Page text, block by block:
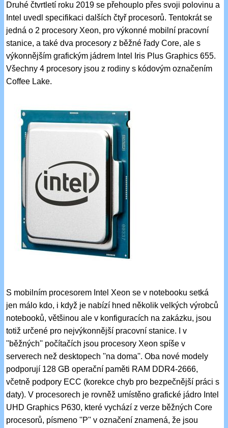
Druhé čtvrtletí roku 2019 se přehouplo přes svoji polovinu a
Intel uvedl specifikaci dalších čtyř procesorů. Tentokrát se
jedná o 2 procesory Xeon, pro výkonné mobilní pracovní
stanice, a také dva procesory z běžné řady Core, ale s
výkonnějším grafickým jádrem Intel Iris Plus Graphics 655.
Všechny 4 procesory jsou z rodiny s kódovým označením
Coffee Lake.
S mobilním procesorem Intel Xeon se v notebooku setká
jen málo kdo, i když je nabízí hned několik velkých výrobců
notebooků, většinou ale v konfiguracích na zakázku, jsou
totiž určené pro nejvýkonnější pracovní stanice. I v
''běžných'' počítačích jsou procesory Xeon spíše v
serverech než desktopech ''na doma''. Oba nové modely
podporují 128 GB operační paměti RAM DDR4-2666,
včetně podpory ECC (korekce chyb pro bezpečnější práci s
daty). V procesorech je rovněž umístěno grafické jádro Intel
UHD Graphics P630, které vychází z verze běžných Core
procesorů, písmeno ''P'' v označení znamená, že jsou